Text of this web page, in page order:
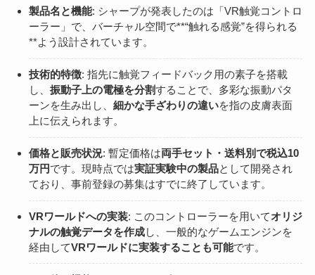
製品名と機能: シャープが発表したのは「VR触覚コントロ
ーラー」で、バーチャル空間で**“触れる感覚”を得られる
**よう設計されています。
技術的特徴: 指先に触覚フィードバック用の素子を搭載
し、 振動子上の電極を分割することで、多彩な振動パタ
ーンを生み出し、 細かな手ざわりの違いを指の皮膚表面
上に伝えられます。
価格と販売状況: 暫定価格は両手セット・送料別で税込10
万円です。現時点では実証実験中の製品として開発され
ており、事前登録の募集はすでに終了しています。
VRワールドへの実装: このコントローラーを用いてオリジ
ナルの触覚データを作成し、一般的なゲームエンジンを
経由してVRワールドに実装することも可能です。